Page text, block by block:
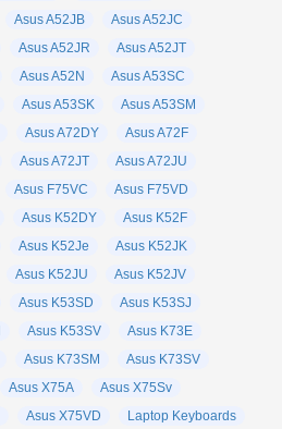
Asus A52JB
Asus A52JC
Asus A52JR
Asus A52JT
Asus A52N
Asus A53SC
Asus A53SK
Asus A53SM
Asus A72DY
Asus A72F
Asus A72JT
Asus A72JU
Asus F75VC
Asus F75VD
Asus K52DY
Asus K52F
Asus K52Je
Asus K52JK
Asus K52JU
Asus K52JV
Asus K53SD
Asus K53SJ
Asus K53SV
Asus K73E
Asus K73SM
Asus K73SV
Asus X75A
Asus X75Sv
Asus X75VD
Laptop Keyboards